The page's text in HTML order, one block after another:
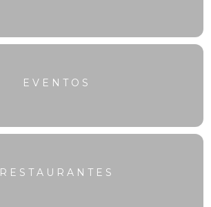
EVENTOS
RESTAURANTES